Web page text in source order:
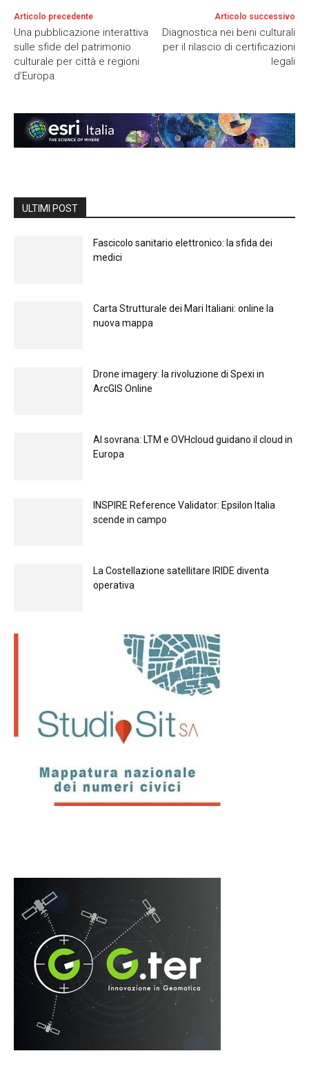
Articolo precedente
Una pubblicazione interattiva
sulle sfide del patrimonio
culturale per città e regioni
d’Europa
Articolo successivo
Diagnostica nei beni culturali
per il rilascio di certificazioni
legali
ULTIMI POST
Fascicolo sanitario elettronico: la sfida dei
medici
Carta Strutturale dei Mari Italiani: online la
nuova mappa
Drone imagery: la rivoluzione di Spexi in
ArcGIS Online
Al sovrana: LTM е OVHcloud guidano il cloud in
Europа
INSPIRE Reference Validator: Epsilon Italia
scende in campo
La Costellazione satellitare IRIDE diventa
operativa